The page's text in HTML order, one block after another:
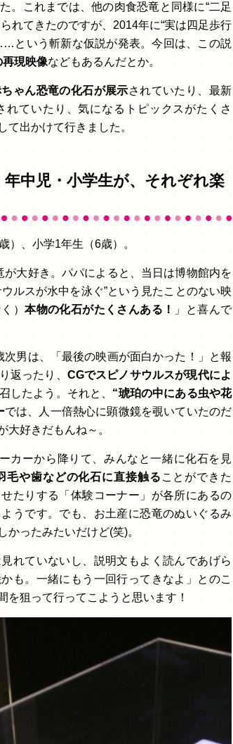
。これまでは、他の肉食恐竜と同様に“二足
れてきたのですが、2014年に“実は四足歩行
という斬新な仮説が発表。今回は、この説
現映像などもあるんだとか。
ゃん恐竜の化石が展示されていたり、最新
ていたり、気になるトピックスがたくさ
出かけて行きました。
中児・小学生が、それぞれ楽
）、小学1年生（6歳）。
大好き。パパによると、当日は博物館内を
ルスが水中を泳ぐ”という見たことのない映
）本物の化石がたくさんある！
」と喜んで
男は、「最後の映画が面白かった！」と報
返ったり、 CGでスピノサウルスが現代によ
したよう。それと、 “琥珀の中にある虫や花
では、人一倍熱心に顕微鏡を覗いていたのだ
大好きだもんね～。
カーから降りて、みんなと一緒に化石を見
毛や歯などの化石に直接触る ことができた
たりする「体験コーナー」が各所にあるの
うです。でも、お土産に恐竜のぬいぐるみ
かったみたいだけど(笑)。
れていないし、説明文もよく読んであげら
も。一緒にもう一回行ってきなよ」とのこ
を狙って行ってこようと思います！